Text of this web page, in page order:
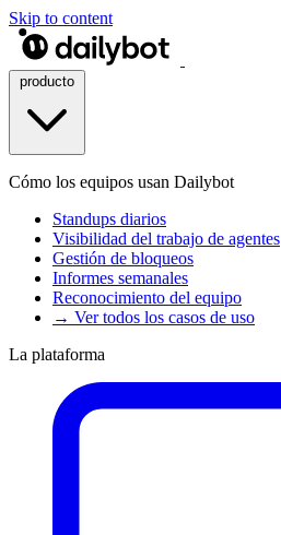
Skip to content
Cómo los equipos usan Dailybot
Standups diarios
Visibilidad del trabajo de agentes
Gestión de bloqueos
Informes semanales
Reconocimiento del equipo
→ Ver todos los casos de uso
La plataforma